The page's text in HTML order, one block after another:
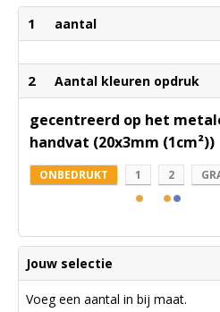
1 aantal
2 Aantal kleuren opdruk
gecentreerd op het
handvat (20x3mm (1cm²))
ONBEDRUKT 1 2
Jouw selectie
Voeg een aantal in bij maat.